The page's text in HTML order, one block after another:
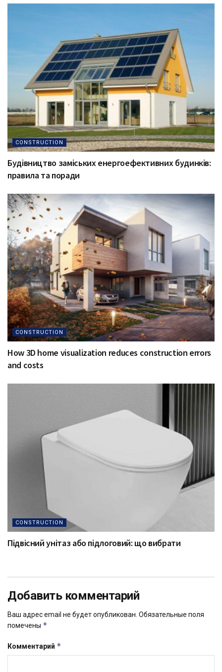
CONSTRUCTION
Будівництво заміських енергоефективних будинків:
правила та поради
CONSTRUCTION
How 3D home visualization reduces construction errors
and costs
CONSTRUCTION
Підвісний унітаз або підлоговий: що вибрати
Добавить комментарий
Ваш адрес email не будет опубликован. Обязательные поля
помечены *
Комментарий *